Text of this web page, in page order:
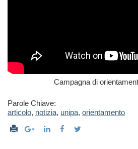
Campagna di
Parole Chiave:
articolo, notizia, unipa, orientamento